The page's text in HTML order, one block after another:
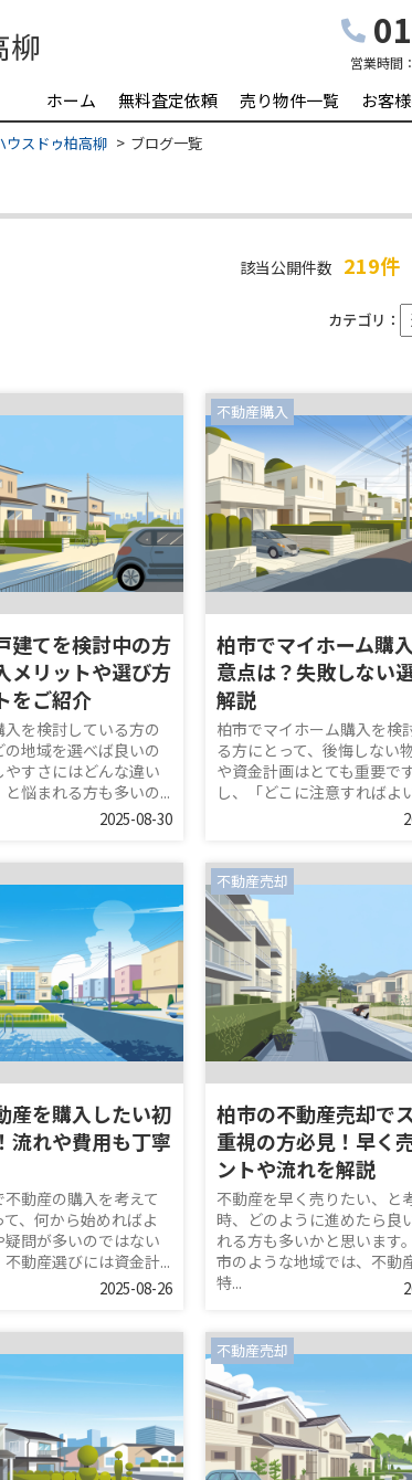
営業時間：
ホーム 無料査定依頼 売り物件一覧 お客
スドゥ柏高柳 ブログ一覧
該当公開件数 219件
カテゴリ：
建てを検討中の方
メリットや選び方
をご紹介
を検討している方の
地域を選べば良いの
やすさにはどんな違い
悩まれる方も多いの...
2025-08-30
不動産購入
柏市でマイホーム購
意点は？失敗しない
解説
柏市でマイホーム購入を検
る方にとって、後悔しない
や資金計画はとても重要で
し、「どこに注意すればよ
産を購入したい初
流れや費用も丁寧
動産の購入を考えて
、何から始めればよ
疑問が多いのではない
動産選びには資金計...
2025-08-26
不動産売却
柏市の不動産売却で
重視の方必見！早く
ントや流れを解説
不動産を早く売りたい、と
時、どのように進めたら良
れる方も多いかと思います
市のような地域では、不動
特...
不動産売却